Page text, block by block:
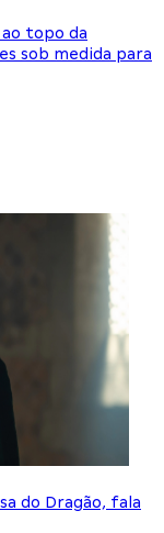
topo da
sob medida para
do Dragão, fala